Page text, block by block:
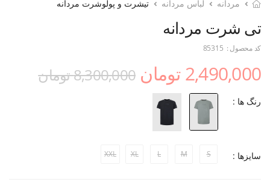
مردانه لباس مردانه تیشرت و پولوشرت مردانه
تی شرت مردانه
کد محصول : 85315
2,490,000 تومان 8,300,000 تومان
رنگ ها :
سایزها : S
M
L
XL
XXL